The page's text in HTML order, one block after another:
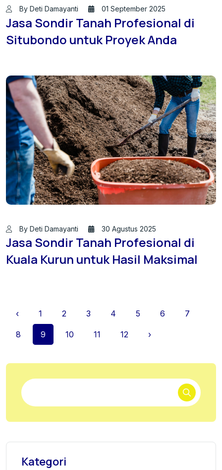
By Deti Damayanti 01 September 2025
Jasa Sondir Tanah Profesional di
Situbondo untuk Proyek Anda
By Deti Damayanti 30 Agustus 2025
Jasa Sondir Tanah Profesional di
Kuala Kurun untuk Hasil Maksimal
‹ 1 2 3 4 5 6 7
8 9 10 11 12 ›
Kategori